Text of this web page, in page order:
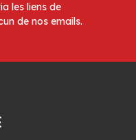
les liens de
de nos emails.